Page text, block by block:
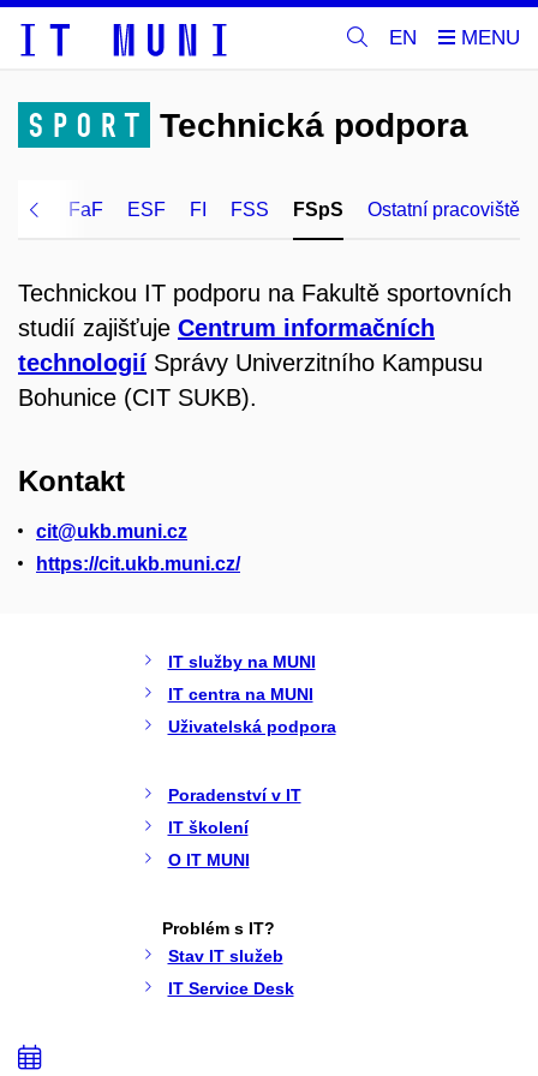
EN
SPORT Technická podpora
FaF ESF FI FSS FSpS Ostatní pracoviště
Technickou IT podporu na Fakultě sportovních
studií zajišťuje Centrum informačních
technologií Správy Univerzitního Kampusu
Bohunice (CIT SUKB).
Kontakt
cit@ukb.muni.cz
https://cit.ukb.muni.cz/
IT služby na MUNI
IT centra na MUNI
Uživatelská podpora
Poradenství v IT
IT školení
O IT MUNI
Problém s IT?
Stav IT služeb
IT Service Desk
Přidat